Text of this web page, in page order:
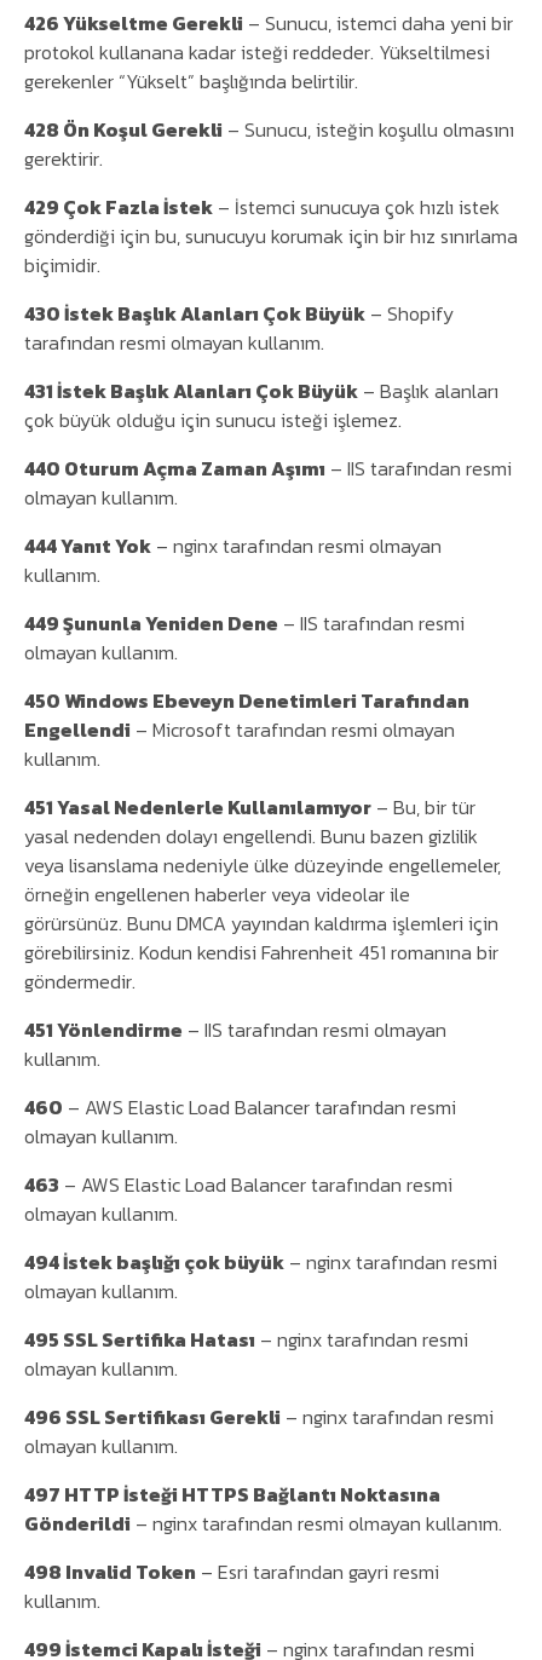
426 Yükseltme Gerekli – Sunucu, istemci daha yeni bir
protokol kullanana kadar isteği reddeder. Yükseltilmesi
gerekenler “Yükselt” başlığında belirtilir.
428 Ön Koşul Gerekli – Sunucu, isteğin koşullu olmasını
gerektirir.
429 Çok Fazla İstek – İstemci sunucuya çok hızlı istek
gönderdiği için bu, sunucuyu korumak için bir hız sınırlama
biçimidir.
430 İstek Başlık Alanları Çok Büyük – Shopify
tarafından resmi olmayan kullanım.
431 İstek Başlık Alanları Çok Büyük – Başlık alanları
çok büyük olduğu için sunucu isteği işlemez.
440 Oturum Açma Zaman Aşımı – IIS tarafından resmi
olmayan kullanım.
444 Yanıt Yok – nginx tarafından resmi olmayan
kullanım.
449 Şununla Yeniden Dene – IIS tarafından resmi
olmayan kullanım.
450 Windows Ebeveyn Denetimleri Tarafından
Engellendi – Microsoft tarafından resmi olmayan
kullanım.
451 Yasal Nedenlerle Kullanılamıyor – Bu, bir tür
yasal nedenden dolayı engellendi. Bunu bazen gizlilik
veya lisanslama nedeniyle ülke düzeyinde engellemeler,
örneğin engellenen haberler veya videolar ile
görürsünüz. Bunu DMCA yayından kaldırma işlemleri için
görebilirsiniz. Kodun kendisi Fahrenheit 451 romanına bir
göndermedir.
451 Yönlendirme – IIS tarafından resmi olmayan
kullanım.
460 – AWS Elastic Load Balancer tarafından resmi
olmayan kullanım.
463 – AWS Elastic Load Balancer tarafından resmi
olmayan kullanım.
494 İstek başlığı çok büyük – nginx tarafından resmi
olmayan kullanım.
495 SSL Sertifika Hatası – nginx tarafından resmi
olmayan kullanım.
496 SSL Sertifikası Gerekli – nginx tarafından resmi
olmayan kullanım.
497 HTTP İsteği HTTPS Bağlantı Noktasına
Gönderildi – nginx tarafından resmi olmayan kullanım.
498 Invalid Token – Esri tarafından gayri resmi
kullanım.
499 İstemci Kapalı İsteği – nginx tarafından resmi